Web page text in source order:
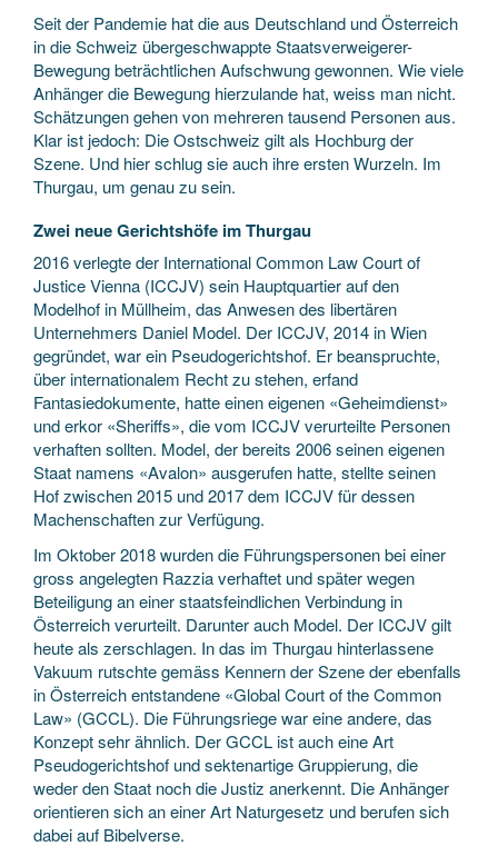
Seit der Pandemie hat die aus Deutschland und Österreich
in die Schweiz übergeschwappte Staatsverweigerer-
Bewegung beträchtlichen Aufschwung gewonnen. Wie viele
Anhänger die Bewegung hierzulande hat, weiss man nicht.
Schätzungen gehen von mehreren tausend Personen aus.
Klar ist jedoch: Die Ostschweiz gilt als Hochburg der
Szene. Und hier schlug sie auch ihre ersten Wurzeln. Im
Thurgau, um genau zu sein.
Zwei neue Gerichtshöfe im Thurgau
2016 verlegte der International Common Law Court of
Justice Vienna (ICCJV) sein Hauptquartier auf den
Modelhof in Müllheim, das Anwesen des libertären
Unternehmers Daniel Model. Der ICCJV, 2014 in Wien
gegründet, war ein Pseudogerichtshof. Er beanspruchte,
über internationalem Recht zu stehen, erfand
Fantasiedokumente, hatte einen eigenen «Geheimdienst»
und erkor «Sheriffs», die vom ICCJV verurteilte Personen
verhaften sollten. Model, der bereits 2006 seinen eigenen
Staat namens «Avalon» ausgerufen hatte, stellte seinen
Hof zwischen 2015 und 2017 dem ICCJV für dessen
Machenschaften zur Verfügung.
Im Oktober 2018 wurden die Führungspersonen bei einer
gross angelegten Razzia verhaftet und später wegen
Beteiligung an einer staatsfeindlichen Verbindung in
Österreich verurteilt. Darunter auch Model. Der ICCJV gilt
heute als zerschlagen. In das im Thurgau hinterlassene
Vakuum rutschte gemäss Kennern der Szene der ebenfalls
in Österreich entstandene «Global Court of the Common
Law» (GCCL). Die Führungsriege war eine andere, das
Konzept sehr ähnlich. Der GCCL ist auch eine Art
Pseudogerichtshof und sektenartige Gruppierung, die
weder den Staat noch die Justiz anerkennt. Die Anhänger
orientieren sich an einer Art Naturgesetz und berufen sich
dabei auf Bibelverse.